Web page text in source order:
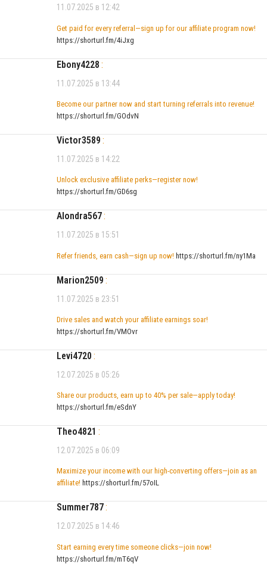
11.07.2025 в 12:42
Get paid for every referral—sign up for our affiliate program now!
https://shorturl.fm/4iJxg
Ebony4228 :
11.07.2025 в 13:44
Become our partner now and start turning referrals into revenue!
https://shorturl.fm/GOdvN
Victor3589 :
11.07.2025 в 14:22
Unlock exclusive affiliate perks—register now!
https://shorturl.fm/GD6sg
Alondra567:
11.07.2025 в 15:51
Refer friends, earn cash—sign up now! https://shorturl.fm/ny1Ma
Marion2509 :
11.07.2025 в 23:51
Drive sales and watch your affiliate earnings soar!
https://shorturl.fm/VMOvr
Levi4720 :
12.07.2025 в 05:26
Share our products, earn up to 40% per sale—apply today!
https://shorturl.fm/eSdnY
Theo4821 :
12.07.2025 в 06:09
Maximize your income with our high-converting offers—join as an
affiliate! https://shorturl.fm/57oIL
Summer787:
12.07.2025 в 14:46
Start earning every time someone clicks—join now!
https://shorturl.fm/mT6qV